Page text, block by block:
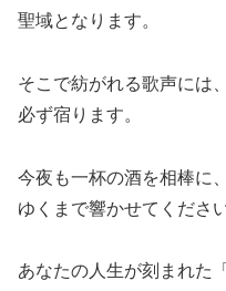
聖域となります。
そこで紡がれる歌声には
必ず宿ります。
今夜も一杯の酒を相棒に
ゆくまで響かせてください
あなたの人生が刻まれた